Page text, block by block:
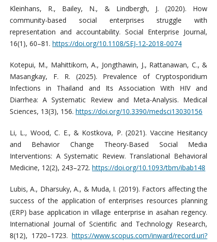
Kleinhans, R., Bailey, N., & Lindbergh, J. (2020). How
community-based social enterprises struggle with
representation and accountability. Social Enterprise Journal,
16(1), 60–81. https://doi.org/10.1108/SEJ-12-2018-0074
Kotepui, M., Mahittikorn, A., Jongthawin, J., Rattanawan, C., &
Masangkay, F. R. (2025). Prevalence of Cryptosporidium
Infections in Thailand and Its Association With HIV and
Diarrhea: A Systematic Review and Meta-Analysis. Medical
Sciences, 13(3), 156. https://doi.org/10.3390/medsci13030156
Li, L., Wood, C. E., & Kostkova, P. (2021). Vaccine Hesitancy
and Behavior Change Theory-Based Social Media
Interventions: A Systematic Review. Translational Behavioral
Medicine, 12(2), 243–272. https://doi.org/10.1093/tbm/ibab148
Lubis, A., Dharsuky, A., & Muda, I. (2019). Factors affecting the
success of the application of enterprises resources planning
(ERP) base application in village enterprise in asahan regency.
International Journal of Scientific and Technology Research,
8(12), 1720–1723.https://www.scopus.com/inward/record.uri?